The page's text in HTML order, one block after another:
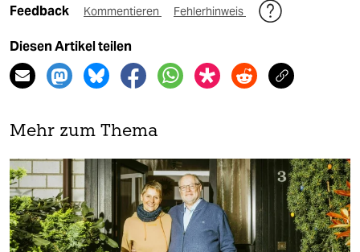
Feedback Kommentieren Fehlerhinweis
Diesen Artikel teilen
Mehr zum Thema